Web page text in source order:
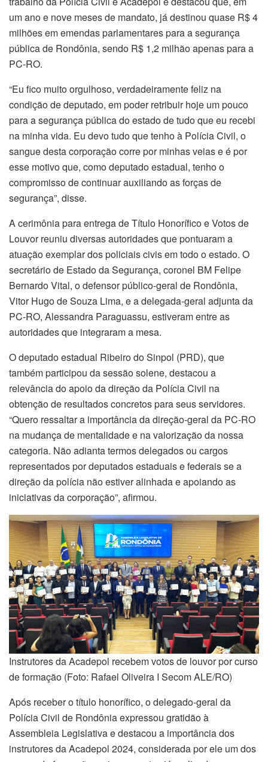
um ano e nove meses de mandato, já destinou quase R$ 4
milhões em emendas parlamentares para a segurança
pública de Rondônia, sendo R$ 1,2 milhão apenas para a
PC-RO.
“Eu fico muito orgulhoso, verdadeiramente feliz na
condição de deputado, em poder retribuir hoje um pouco
para a segurança pública do estado de tudo que eu recebi
na minha vida. Eu devo tudo que tenho à Polícia Civil, o
sangue desta corporação corre por minhas veias e é por
esse motivo que, como deputado estadual, tenho o
compromisso de continuar auxiliando as forças de
segurança”, disse.
A cerimônia para entrega de Título Honorífico e Votos de
Louvor reuniu diversas autoridades que pontuaram a
atuação exemplar dos policiais civis em todo o estado. O
secretário de Estado da Segurança, coronel BM Felipe
Bernardo Vital, o defensor público-geral de Rondônia,
Vitor Hugo de Souza Lima, e a delegada-geral adjunta da
PC-RO, Alessandra Paraguassu, estiveram entre as
autoridades que integraram a mesa.
O deputado estadual Ribeiro do Sinpol (PRD), que
também participou da sessão solene, destacou a
relevância do apoio da direção da Polícia Civil na
obtenção de resultados concretos para seus servidores.
“Quero ressaltar a importância da direção-geral da PC-RO
na mudança de mentalidade e na valorização da nossa
categoria. Não adianta termos delegados ou cargos
representados por deputados estaduais e federais se a
direção da polícia não estiver alinhada e apoiando as
iniciativas da corporação”, afirmou.
Instrutores da Acadepol recebem votos de louvor por curso
de formação (Foto: Rafael Oliveira I Secom ALE/RO)
Após receber o título honorífico, o delegado-geral da
Polícia Civil de Rondônia expressou gratidão à
Assembleia Legislativa e destacou a importância dos
instrutores da Acadepol 2024, considerada por ele um dos